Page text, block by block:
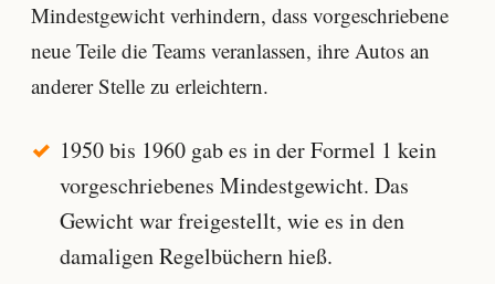
Mindestgewicht verhindern, dass vorgeschriebene
neue Teile die Teams veranlassen, ihre Autos an
anderer Stelle zu erleichtern.
1950 bis 1960 gab es in der Formel 1 kein
vorgeschriebenes Mindestgewicht. Das
Gewicht war freigestellt, wie es in den
damaligen Regelbüchern hieß.